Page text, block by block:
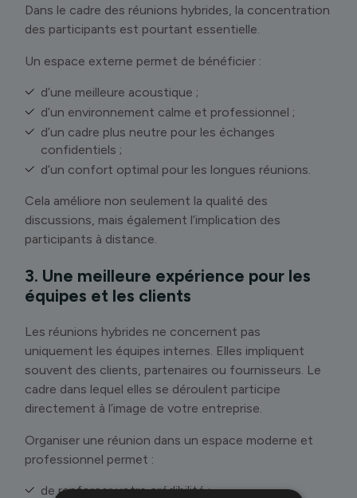
Dans le cadre des réunions hybrides, la concentration
des participants est pourtant essentielle.
Un espace externe permet de bénéficier :
d’une meilleure acoustique ;
d’un environnement calme et professionnel ;
d’un cadre plus neutre pour les échanges
confidentiels ;
d’un confort optimal pour les longues réunions.
Cela améliore non seulement la qualité des
discussions, mais également l’implication des
participants à distance.
3. Une meilleure expérience pour les
équipes et les clients
Les réunions hybrides ne concernent pas
uniquement les équipes internes. Elles impliquent
souvent des clients, partenaires ou fournisseurs. Le
cadre dans lequel elles se déroulent participe
directement à l’image de votre entreprise.
Organiser une réunion dans un espace moderne et
professionnel permet :
de renforcer votre crédibilité ;